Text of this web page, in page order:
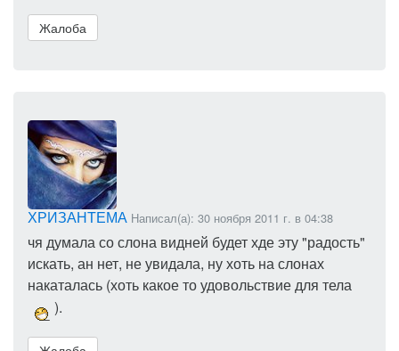
Жалоба
ХРИЗАНТЕМА Написал(а): 30 ноября 2011 г. в 04:38
чя думала со слона видней будет хде эту "радость"
искать, ан нет, не увидала, ну хоть на слонах
накаталась (хоть какое то удовольствие для тела
).